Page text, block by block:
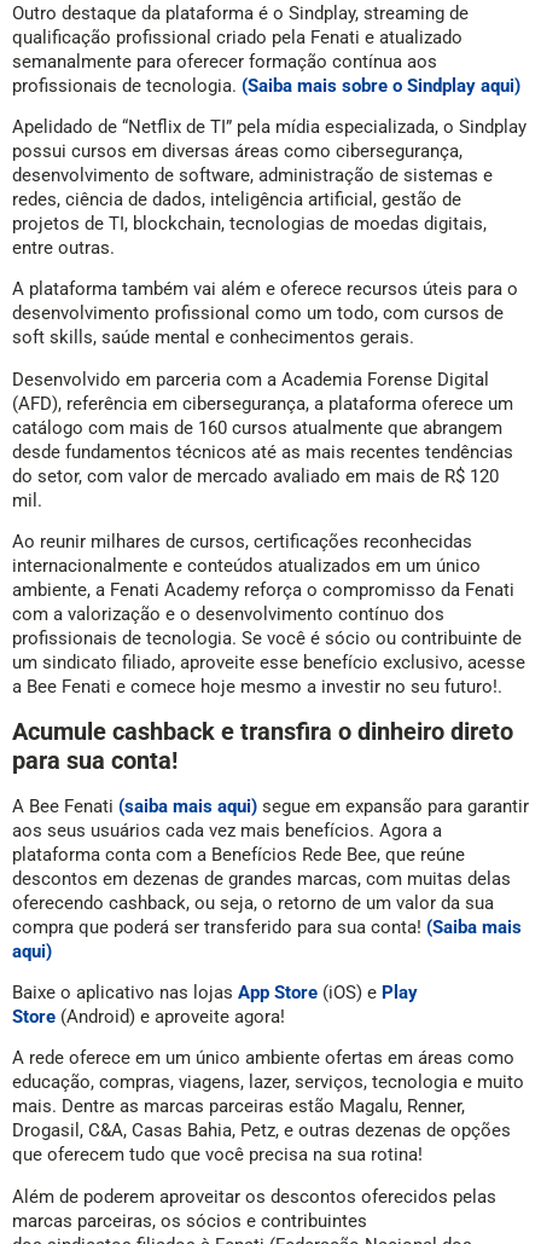
Outro destaque da plataforma é o Sindplay, streaming de
qualificação profissional criado pela Fenati e atualizado
semanalmente para oferecer formação contínua aos
profissionais de tecnologia. (Saiba mais sobre o Sindplay aqui)
Apelidado de “Netflix de TI” pela mídia especializada, o Sindplay
possui cursos em diversas áreas como cibersegurança,
desenvolvimento de software, administração de sistemas e
redes, ciência de dados, inteligência artificial, gestão de
projetos de TI, blockchain, tecnologias de moedas digitais,
entre outras.
A plataforma também vai além e oferece recursos úteis para o
desenvolvimento profissional como um todo, com cursos de
soft skills, saúde mental e conhecimentos gerais.
Desenvolvido em parceria com a Academia Forense Digital
(AFD), referência em cibersegurança, a plataforma oferece um
catálogo com mais de 160 cursos atualmente que abrangem
desde fundamentos técnicos até as mais recentes tendências
do setor, com valor de mercado avaliado em mais de R$ 120
mil.
Ao reunir milhares de cursos, certificações reconhecidas
internacionalmente e conteúdos atualizados em um único
ambiente, a Fenati Academy reforça o compromisso da Fenati
com a valorização e o desenvolvimento contínuo dos
profissionais de tecnologia. Se você é sócio ou contribuinte de
um sindicato filiado, aproveite esse benefício exclusivo, acesse
a Bee Fenati e comece hoje mesmo a investir no seu futuro!.
Acumule cashback e transfira o dinheiro direto
para sua conta!
A Bee Fenati (saiba mais aqui) segue em expansão para garantir
aos seus usuários cada vez mais benefícios. Agora a
plataforma conta com a Benefícios Rede Bee, que reúne
descontos em dezenas de grandes marcas, com muitas delas
oferecendo cashback, ou seja, o retorno de um valor da sua
compra que poderá ser transferido para sua conta! (Saiba mais
aqui)
Baixe o aplicativo nas lojas App Store (iOS) e Play
Store (Android) e aproveite agora!
A rede oferece em um único ambiente ofertas em áreas como
educação, compras, viagens, lazer, serviços, tecnologia e muito
mais. Dentre as marcas parceiras estão Magalu, Renner,
Drogasil, C&A, Casas Bahia, Petz, e outras dezenas de opções
que oferecem tudo que você precisa na sua rotina!
Além de poderem aproveitar os descontos oferecidos pelas
marcas parceiras, os sócios e contribuintes